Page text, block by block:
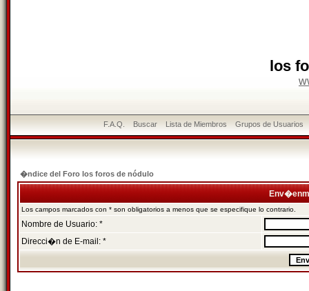
los
F.A.Q. Buscar Lista de Miembros Grupos de Usuarios
�ndice del Foro los foros de nódulo
Los campos marcados con * son obligatorios a menos que se especifique lo contrario.
Nombre de Usuario: *
Direcci�n de E-mail: *